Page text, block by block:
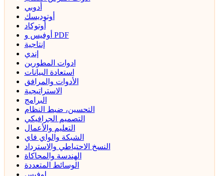
أدوبي
أوتوديسك
أوتوكاد
أوفيس و PDF
إنتاجية
إندي
ادوات المطورين
استعادة البيانات
الأدوات والمرافق
الاستراتيجية
البرامج
التحسين، ضبط النظام
التصميم الجرافيكي
التعليم والأعمال
الشبكة والواي فاي
النسخ الاحتياطي والاسترداد
الهندسة والمحاكاة
الوسائط المتعددة